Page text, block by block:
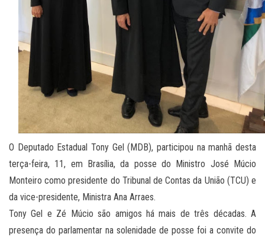
O Deputado Estadual Tony Gel (MDB), participou na manhã desta
terça-feira, 11, em Brasília, da posse do Ministro José Múcio
Monteiro como presidente do Tribunal de Contas da União (TCU) e
da vice-presidente, Ministra Ana Arraes.
Tony Gel e Zé Múcio são amigos há mais de três décadas. A
presença do parlamentar na solenidade de posse foi a convite do